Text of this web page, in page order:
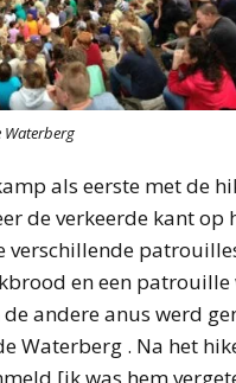
Waterberg
als eerste met de
de verkeerde kant op
verschillende
en een
andere anus werd
Waterberg . Na het
[ik was hem